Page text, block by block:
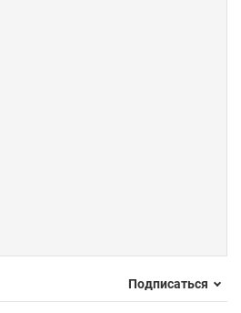
Подписаться